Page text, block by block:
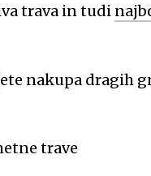
trava in tudi
nakupa dragih
trave